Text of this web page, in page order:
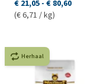
€ 21,05 - € 80,60
(€ 6,71 / kg)
Herhaal